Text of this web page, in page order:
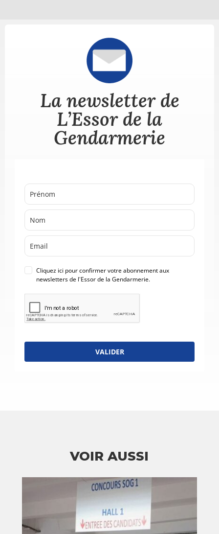
La newsletter de
L’Essor de la
Gendarmerie
Cliquez ici pour confirmer votre abonnement aux
newsletters de l'Essor de la Gendarmerie.
VALIDER
VOIR AUSSI